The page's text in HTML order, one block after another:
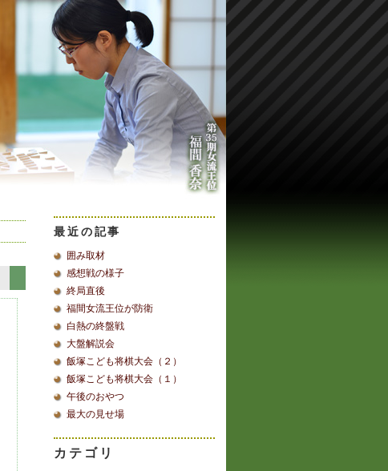
最近の記事
囲み取材
感想戦の様子
終局直後
福間女流王位が防衛
白熱の終盤戦
大盤解説会
飯塚こども将棋大会（２）
飯塚こども将棋大会（１）
午後のおやつ
最大の見せ場
カテゴリ